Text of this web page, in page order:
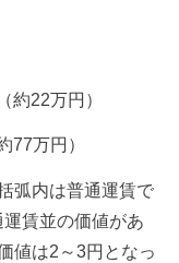
約22万円）
77万円）
弧内は普通運賃で
賃並の価値があ
値は2～3円となっ